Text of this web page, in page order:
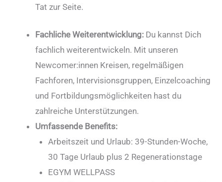
Tat zur Seite.
Fachliche Weiterentwicklung: Du kannst Dich
fachlich weiterentwickeln. Mit unseren
Newcomer:innen Kreisen, regelmäßigen
Fachforen, Intervisionsgruppen, Einzelcoaching
und Fortbildungsmöglichkeiten hast du
zahlreiche Unterstützungen.
Umfassende Benefits:
Arbeitszeit und Urlaub: 39-Stunden-Woche,
30 Tage Urlaub plus 2 Regenerationstage
EGYM WELLPASS